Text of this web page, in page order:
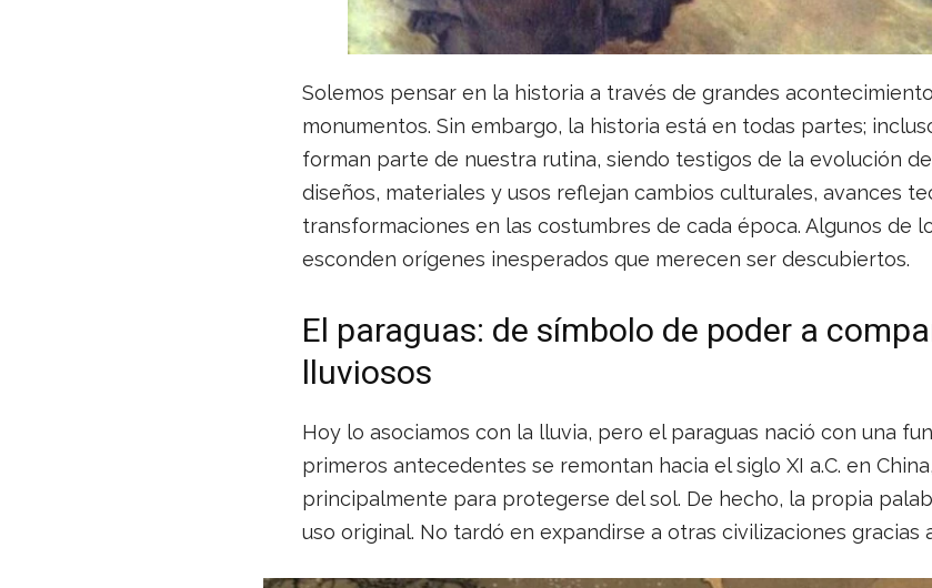
Solemos pensar en la historia a través de grandes
monumentos. Sin embargo, la historia está en todas partes;
forman parte de nuestra rutina, siendo testigos de la evolución de
diseños, materiales y usos reflejan cambios culturales, avances
transformaciones en las costumbres de cada época. Algunos de
esconden orígenes inesperados que merecen ser descubiertos.
El paraguas: de símbolo de poder a
lluviosos
Hoy lo asociamos con la lluvia, pero el paraguas nació con una
primeros antecedentes se remontan hacia el siglo XI a.C. en
principalmente para protegerse del sol. De hecho, la propia
uso original. No tardó en expandirse a otras civilizaciones gracias